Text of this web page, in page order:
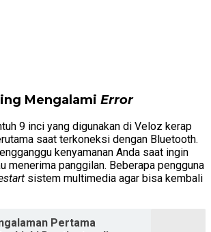
Mengalami Error
9 inci yang digunakan di Veloz kerap
saat terkoneksi dengan Bluetooth.
kenyamanan Anda saat ingin
menerima panggilan. Beberapa pengguna
sistem multimedia agar bisa kembali
Pertama